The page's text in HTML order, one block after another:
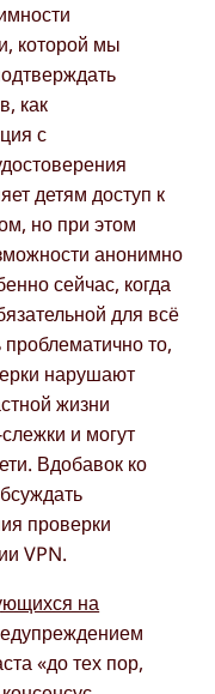
которой мы
как
с
детям доступ к
но при этом
анонимно
сейчас, когда
для всё
то,
нарушают
жизни
и могут
Вдобавок ко
проверки
VPN.
на
«до тех пор,